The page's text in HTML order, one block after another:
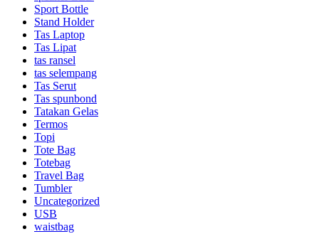
Sport Bottle
Stand Holder
Tas Laptop
Tas Lipat
tas ransel
tas selempang
Tas Serut
Tas spunbond
Tatakan Gelas
Termos
Topi
Tote Bag
Totebag
Travel Bag
Tumbler
Uncategorized
USB
waistbag